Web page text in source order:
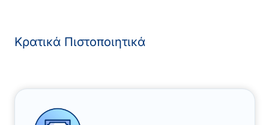
Κρατικά Πιστοποιητικά